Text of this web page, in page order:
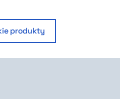
produkty